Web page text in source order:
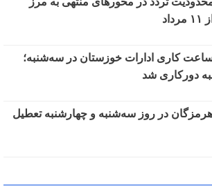
کاری ادارات خوزستان در سه‌شنبه؛
دورکاری شد
هرمزگان در روز سه‌شنبه و چهارشنبه تعطیل